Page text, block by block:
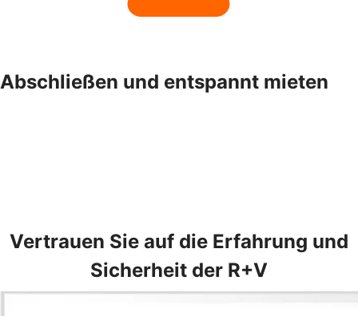
Abschließen und entspannt mieten
Vertrauen Sie auf die Erfahrung und
Sicherheit der R+V